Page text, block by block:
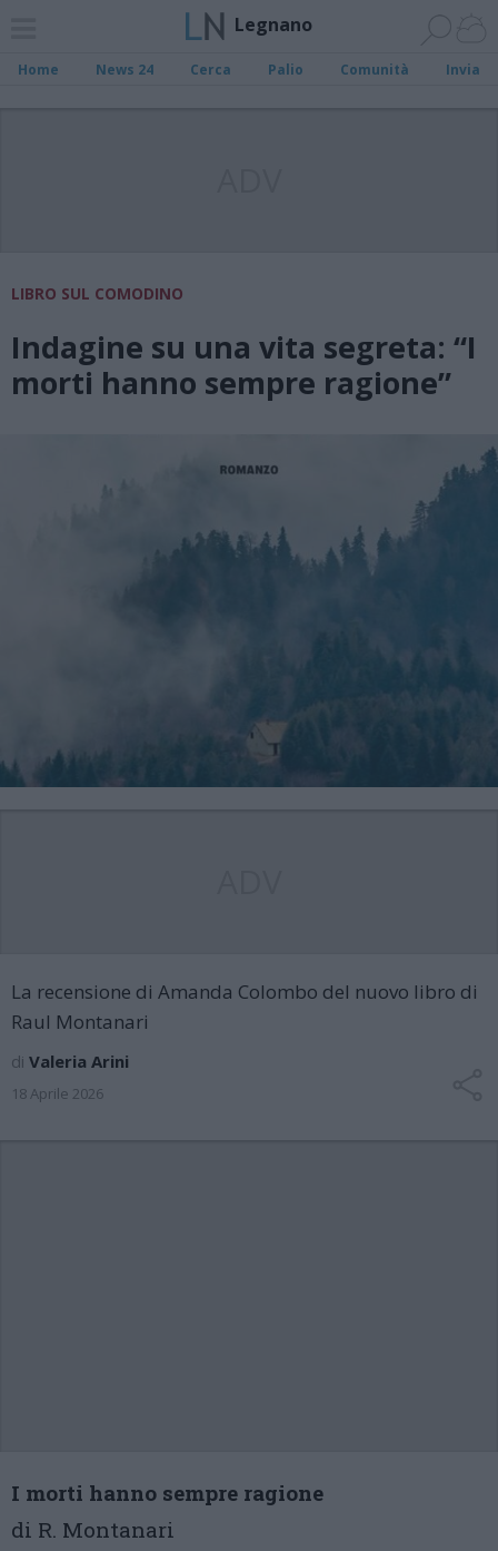
Legnano
Home News 24 Cerca Palio Comunità Invia
LIBRO SUL COMODINO
Indagine su una vita segreta: “I
morti hanno sempre ragione”
La recensione di Amanda Colombo del nuovo libro di
Raul Montanari
di Valeria Arini
18 Aprile 2026
I morti hanno sempre ragione
di R. Montanari